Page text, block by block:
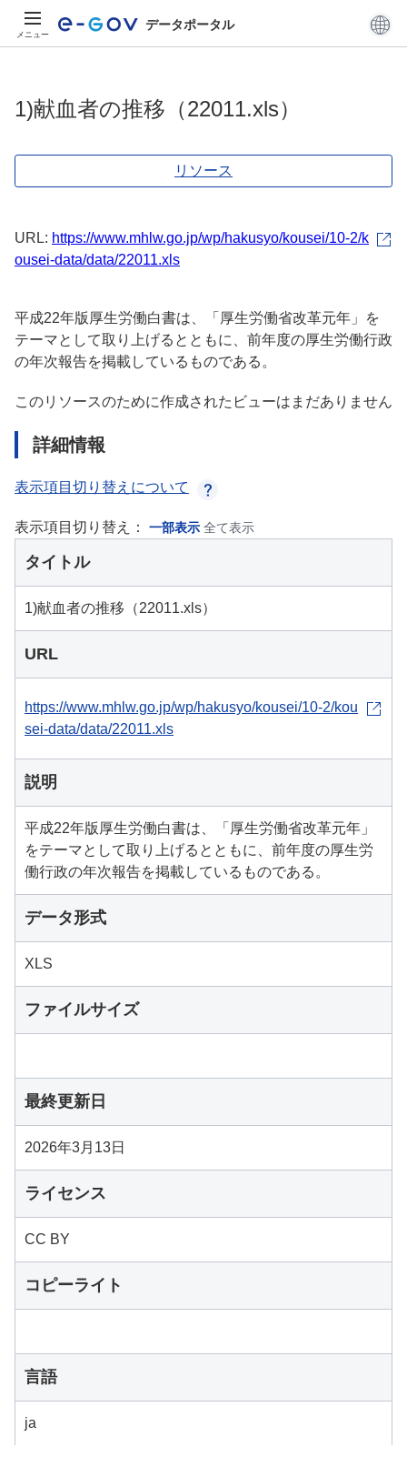
メニュー
データポータル
1)献血者の推移（22011.xls）
リソース
URL: https://www.mhlw.go.jp/wp/hakusyo/kousei/10-2/k
ousei-data/data/22011.xls
平成22年版厚生労働白書は、「厚生労働省改革元年」を
テーマとして取り上げるとともに、前年度の厚生労働行政
の年次報告を掲載しているものである。
このリソースのために作成されたビューはまだありません
詳細情報
表示項目切り替えについて
表示項目切り替え： 一部表示 全て表示
タイトル
1)献血者の推移（22011.xls）
URL
https://www.mhlw.go.jp/wp/hakusyo/kousei/10-2/kou
sei-data/data/22011.xls
説明
平成22年版厚生労働白書は、「厚生労働省改革元年」
をテーマとして取り上げるとともに、前年度の厚生労
働行政の年次報告を掲載しているものである。
データ形式
XLS
ファイルサイズ
最終更新日
2026年3月13日
ライセンス
CC BY
コピーライト
言語
ja